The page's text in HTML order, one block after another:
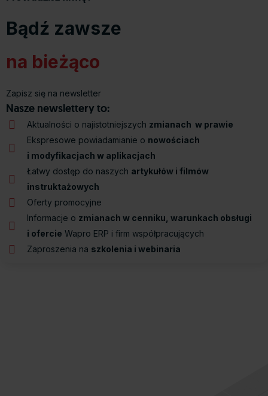
Bądź zawsze
na bieżąco
Zapisz się na newsletter
Nasze newslettery to:
Aktualności o najistotniejszych zmianach w prawie
Ekspresowe powiadamianie o nowościach
i modyfikacjach w aplikacjach
Łatwy dostęp do naszych artykułów i filmów
instruktażowych
Oferty promocyjne
Informacje o zmianach w cenniku, warunkach obsługi
i ofercie Wapro ERP i firm współpracujących
Zaproszenia na szkolenia i webinaria